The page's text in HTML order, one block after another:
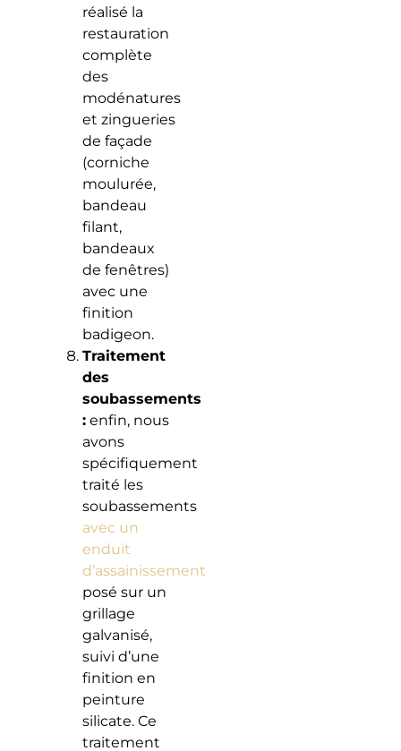
réalisé la
restauration
complète
des
modénatures
et zingueries
de façade
(corniche
moulurée,
bandeau
filant,
bandeaux
de fenêtres)
avec une
finition
badigeon.
Traitement
des
soubassements
:enfin, nous
avons
spécifiquement
traité les
soubassements
avec un
enduit
d’assainissement
posé sur un
grillage
galvanisé,
suivi d’une
finition en
peinture
silicate. Ce
traitement